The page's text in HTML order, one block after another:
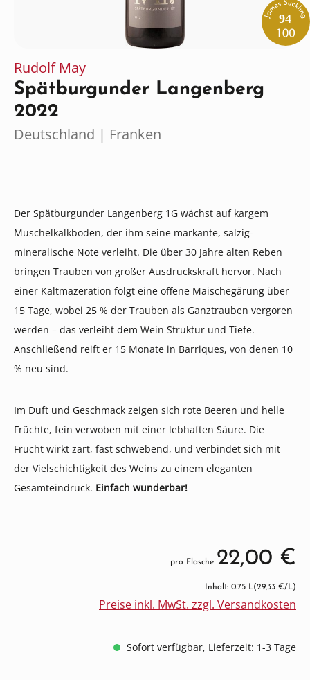
94
Rudolf May
Spätburgunder Langenberg
2022
Deutschland | Franken
Der Spätburgunder Langenberg 1G wächst auf kargem
Muschelkalkboden, der ihm seine markante, salzig-
mineralische Note verleiht. Die über 30 Jahre alten Reben
bringen Trauben von großer Ausdruckskraft hervor. Nach
einer Kaltmazeration folgt eine offene Maischegärung über
15 Tage, wobei 25 % der Trauben als Ganztrauben vergoren
werden – das verleiht dem Wein Struktur und Tiefe.
Anschließend reift er 15 Monate in Barriques, von denen 10
% neu sind.
Im Duft und Geschmack zeigen sich rote Beeren und helle
Früchte, fein verwoben mit einer lebhaften Säure. Die
Frucht wirkt zart, fast schwebend, und verbindet sich mit
der Vielschichtigkeit des Weins zu einem eleganten
Gesamteindruck. Einfach wunderbar!
pro Flasche 22,00 €
Inhalt: 0.75 L(29,33 €/L)
Preise inkl. MwSt. zzgl. Versandkosten
Sofort verfügbar, Lieferzeit: 1-3 Tage